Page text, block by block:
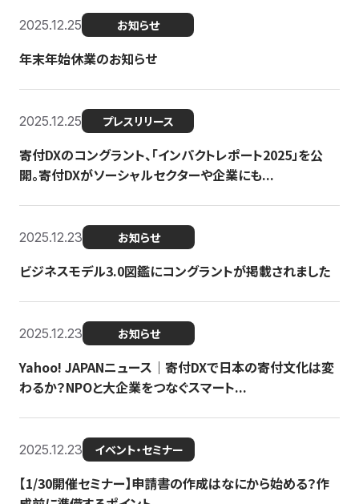
2025.12.25 お知らせ
年末年始休業のお知らせ
2025.12.25 プレスリリース
寄付DXのコングラント、「インパクトレポート2025」を公
開。寄付DXがソーシャルセクターや企業にも...
2025.12.23 お知らせ
ビジネスモデル3.0図鑑にコングラントが掲載されました
2025.12.23 お知らせ
Yahoo! JAPANニュース｜寄付DXで日本の寄付文化は変
わるか？NPOと大企業をつなぐスマート...
2025.12.23 イベント・セミナー
【1/30開催セミナー】申請書の作成はなにから始める？作